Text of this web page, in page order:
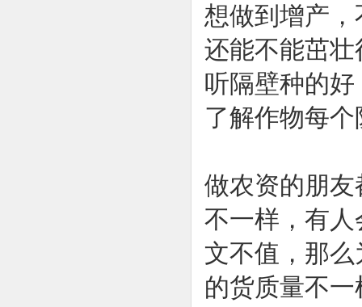
想做到增产
还能不能茁
听隔壁种的
了解作物每
做农资的朋
不一样，有
文不值，那
的货质量不